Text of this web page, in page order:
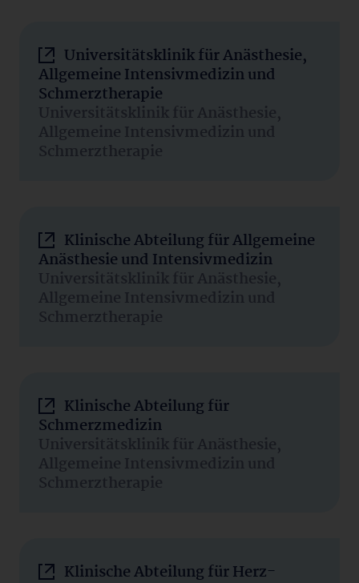
Universitätsklinik für Anästhesie,
Allgemeine Intensivmedizin und
Schmerztherapie
Universitätsklinik für Anästhesie,
Allgemeine Intensivmedizin und
Schmerztherapie
Klinische Abteilung für Allgemeine
Anästhesie und Intensivmedizin
Universitätsklinik für Anästhesie,
Allgemeine Intensivmedizin und
Schmerztherapie
Klinische Abteilung für
Schmerzmedizin
Universitätsklinik für Anästhesie,
Allgemeine Intensivmedizin und
Schmerztherapie
Klinische Abteilung für Herz-